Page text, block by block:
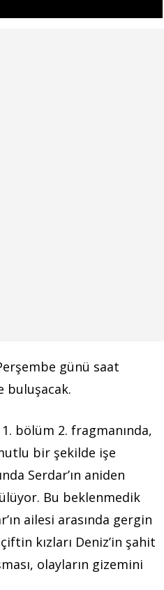
günü saat
buluşacak.
bölüm 2. fragmanında,
bir şekilde işe
Serdar’ın aniden
Bu beklenmedik
ailesi arasında gergin
kızları Deniz’in şahit
olayların gizemini